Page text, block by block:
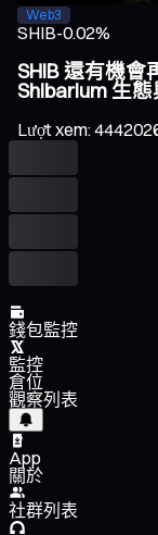
Web3
SHIB-0.02%
SHIB 還有機會
Shibarium 生
Lượt xem:444
錢包監控
監控
倉位
觀察列表
App
關於
社群列表